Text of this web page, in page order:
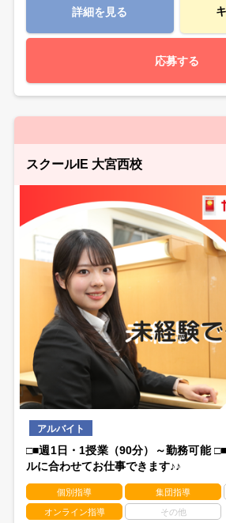
詳細を見る
応募する
スクールIE 大宮西校
アルバイト
□■週1日・1授業（90分）～勤務可能
ルに合わせてお仕事できます♪♪
個別指導 集団指導
オンライン指導 その他